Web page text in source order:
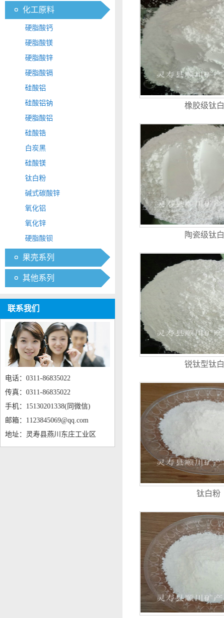
化工原料
硬脂酸钙
硬脂酸镁
硬脂酸锌
硬脂酸镉
硅酸铝
硅酸铝钠
硬脂酸铝
硅酸锆
白炭黑
硅酸镁
钛白粉
碱式碳酸锌
氧化铝
氧化锌
硬脂酸钡
果壳系列
其他系列
联系我们
电话：0311-86835022
传真：0311-86835022
手机：15130201338(同微信)
邮箱：1123845069@qq.com
地址：灵寿县燕川东庄工业区
橡胶级钛
陶瓷级钛
锐钛型钛
钛白粉